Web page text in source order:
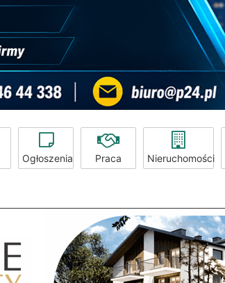
Ogłoszenia Praca Nieruchomości